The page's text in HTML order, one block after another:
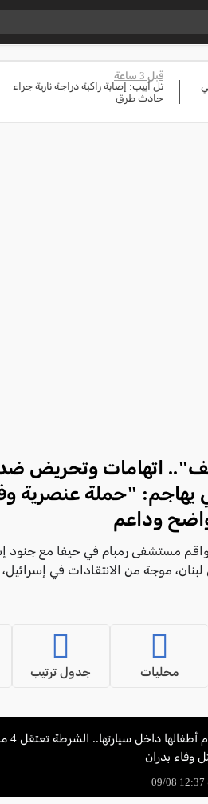
قبل 3 ساعة
تل أبيب: إصابة راكبة دراجة نارية جراء
حادث طرق
اتهامات وتحريض
يهاجم: "حملة عنصرية
وداعم
مستشفى رمبام في حيفا مع جنود
موجة من الانتقادات في
محليات جدول ترتيب
وفاء بدران